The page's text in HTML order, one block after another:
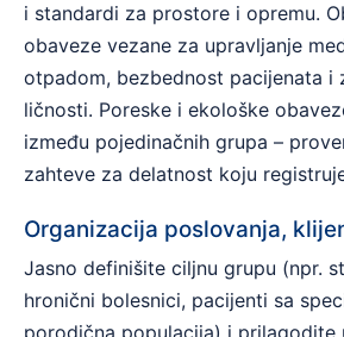
i standardi za prostore i opremu.
obaveze vezane za upravljanje
otpadom, bezbednost pacijenata i
ličnosti. Poreske i ekološke
između pojedinačnih grupa –
zahteve za delatnost koju
Organizacija poslovanja,
Jasno definišite ciljnu grupu (npr.
hronični bolesnici, pacijenti sa